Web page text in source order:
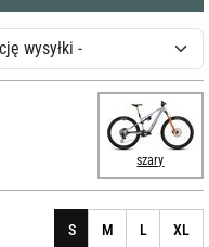
szary
S M L XL